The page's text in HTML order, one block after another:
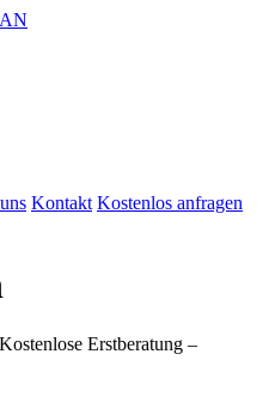
Kontakt Kostenlos anfragen
Erstberatung –